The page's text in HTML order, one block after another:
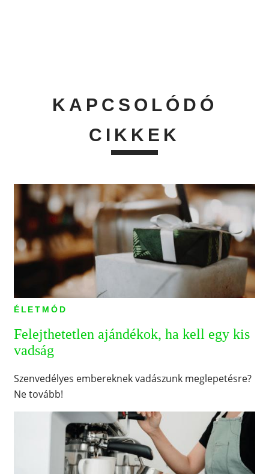
KAPCSOLÓDÓ
CIKKEK
ÉLETMÓD
Felejthetetlen ajándékok, ha kell egy kis
vadság
Szenvedélyes embereknek vadászunk meglepetésre?
Ne tovább!